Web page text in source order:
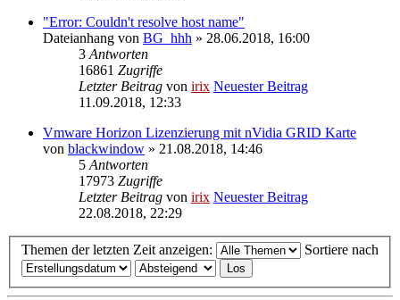
"Error: Couldn't resolve host name"
Dateianhang von BG_hhh » 28.06.2018, 16:00
3 Antworten
16861 Zugriffe
Letzter Beitrag von irix Neuester Beitrag
11.09.2018, 12:33
Vmware Horizon Lizenzierung mit nVidia GRID Karte
von blackwindow » 21.08.2018, 14:46
5 Antworten
17973 Zugriffe
Letzter Beitrag von irix Neuester Beitrag
22.08.2018, 22:29
Themen der letzten Zeit anzeigen: Sortiere nach